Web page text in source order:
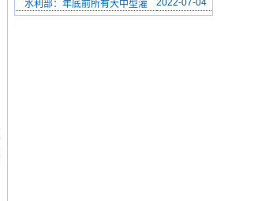
水利部：年底前所有大中型灌
2022-07-04